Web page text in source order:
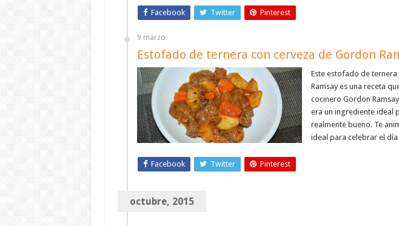
Facebook Twitter Pinterest
9 marzo
Estofado de ternera con cerveza de Gordon
Este estofado de
Ramsay es una receta
cocinero Gordon
era un ingrediente ideal
realmente bueno. Te
ideal para celebrar el día
Facebook Twitter Pinterest
octubre, 2015